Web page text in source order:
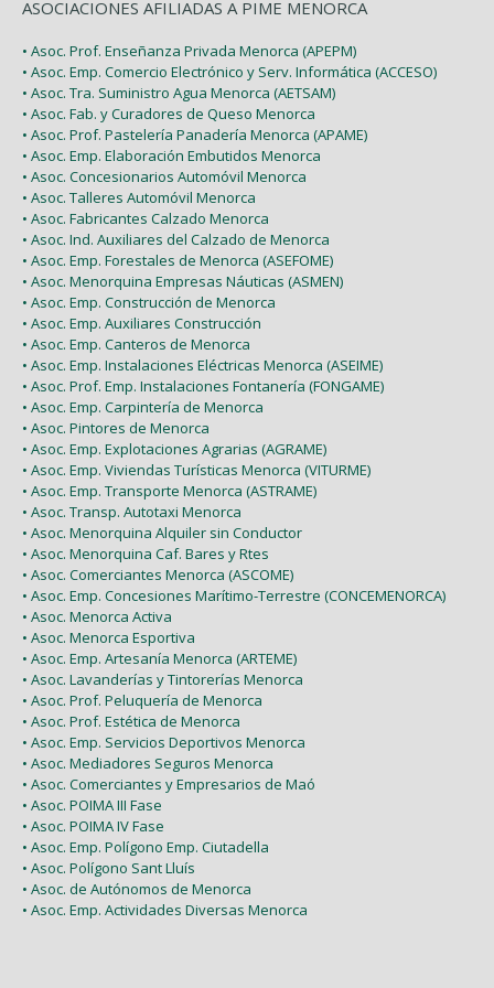
ASOCIACIONES AFILIADAS A PIME MENORCA
• Asoc. Prof. Enseñanza Privada Menorca (APEPM)
• Asoc. Emp. Comercio Electrónico y Serv. Informática (ACCESO)
• Asoc. Tra. Suministro Agua Menorca (AETSAM)
• Asoc. Fab. y Curadores de Queso Menorca
• Asoc. Prof. Pastelería Panadería Menorca (APAME)
• Asoc. Emp. Elaboración Embutidos Menorca
• Asoc. Concesionarios Automóvil Menorca
• Asoc. Talleres Automóvil Menorca
• Asoc. Fabricantes Calzado Menorca
• Asoc. Ind. Auxiliares del Calzado de Menorca
• Asoc. Emp. Forestales de Menorca (ASEFOME)
• Asoc. Menorquina Empresas Náuticas (ASMEN)
• Asoc. Emp. Construcción de Menorca
• Asoc. Emp. Auxiliares Construcción
• Asoc. Emp. Canteros de Menorca
• Asoc. Emp. Instalaciones Eléctricas Menorca (ASEIME)
• Asoc. Prof. Emp. Instalaciones Fontanería (FONGAME)
• Asoc. Emp. Carpintería de Menorca
• Asoc. Pintores de Menorca
• Asoc. Emp. Explotaciones Agrarias (AGRAME)
• Asoc. Emp. Viviendas Turísticas Menorca (VITURME)
• Asoc. Emp. Transporte Menorca (ASTRAME)
• Asoc. Transp. Autotaxi Menorca
• Asoc. Menorquina Alquiler sin Conductor
• Asoc. Menorquina Caf. Bares y Rtes
• Asoc. Comerciantes Menorca (ASCOME)
• Asoc. Emp. Concesiones Marítimo-Terrestre (CONCEMENORCA)
• Asoc. Menorca Activa
• Asoc. Menorca Esportiva
• Asoc. Emp. Artesanía Menorca (ARTEME)
• Asoc. Lavanderías y Tintorerías Menorca
• Asoc. Prof. Peluquería de Menorca
• Asoc. Prof. Estética de Menorca
• Asoc. Emp. Servicios Deportivos Menorca
• Asoc. Mediadores Seguros Menorca
• Asoc. Comerciantes y Empresarios de Maó
• Asoc. POIMA III Fase
• Asoc. POIMA IV Fase
• Asoc. Emp. Polígono Emp. Ciutadella
• Asoc. Polígono Sant Lluís
• Asoc. de Autónomos de Menorca
• Asoc. Emp. Actividades Diversas Menorca